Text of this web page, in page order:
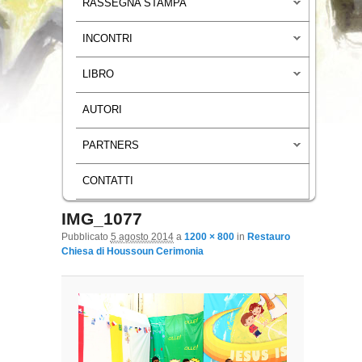
RASSEGNA STAMPA
INCONTRI
LIBRO
AUTORI
PARTNERS
CONTATTI
Navigazione immagini
IMG_1077
Pubblicato 5 agosto 2014a 1200 × 800in Restauro
Chiesa di Houssoun Cerimonia